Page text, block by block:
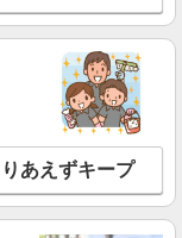
細を見る
バイト・パート】
：あり 年1回の評価
アルバイト賞与（寸
により金額UP。
東京都大田区北糀谷
りあえずキープ